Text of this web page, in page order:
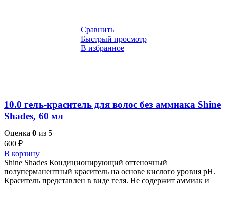
Сравнить
Быстрый просмотр
В избранное
10.0 гель-краситель для волос без аммиака Shine
Shades, 60 мл
Оценка 0 из 5
600 ₽
В корзину
Shine Shades Кондиционирующий оттеночный
полуперманентный краситель на основе кислого уровня pH.
Краситель представлен в виде геля. Не содержит аммиак и